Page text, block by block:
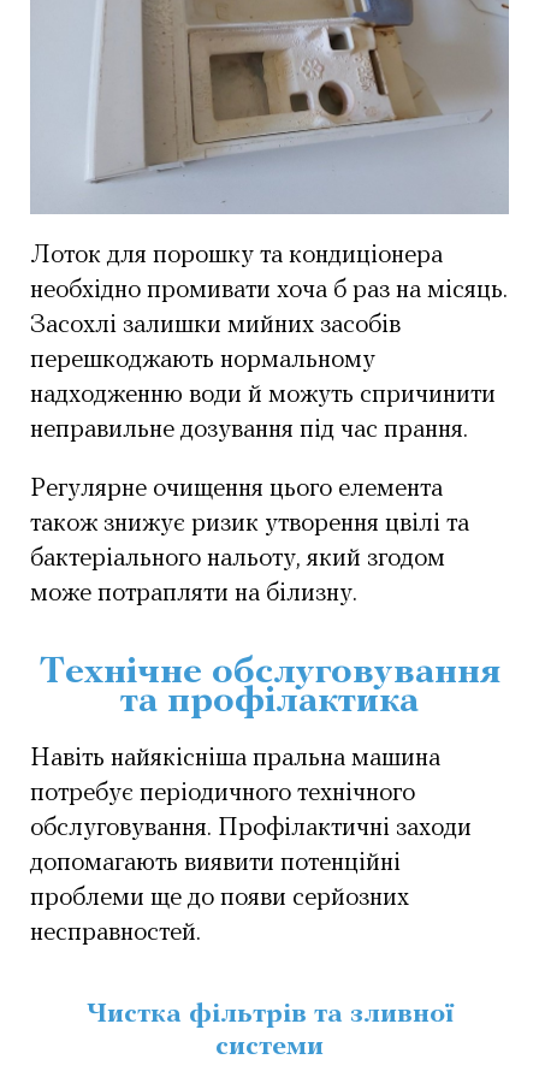
Лоток для порошку та кондиціонера
необхідно промивати хоча б раз на місяць.
Засохлі залишки мийних засобів
перешкоджають нормальному
надходженню води й можуть спричинити
неправильне дозування під час прання.
Регулярне очищення цього елемента
також знижує ризик утворення цвілі та
бактеріального нальоту, який згодом
може потрапляти на білизну.
Технічне обслуговування
та профілактика
Навіть найякісніша пральна машина
потребує періодичного технічного
обслуговування. Профілактичні заходи
допомагають виявити потенційні
проблеми ще до появи серйозних
несправностей.
Чистка фільтрів та зливної
системи